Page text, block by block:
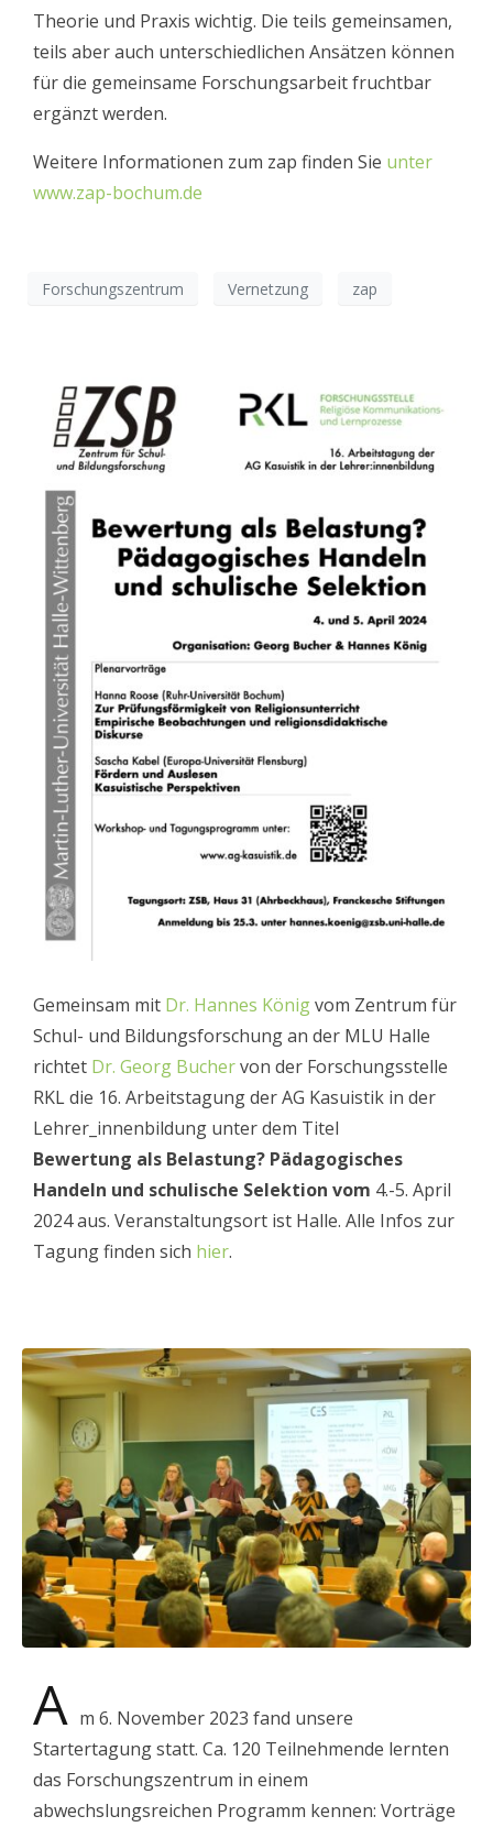
Theorie und Praxis wichtig. Die teils gemeinsamen,
teils aber auch unterschiedlichen Ansätzen können
für die gemeinsame Forschungsarbeit fruchtbar
ergänzt werden.
Weitere Informationen zum zap finden Sie unter
www.zap-bochum.de
Forschungszentrum Vernetzung zap
Gemeinsam mit Dr. Hannes Königvom Zentrum für
Schul- und Bildungsforschung an der MLU Halle
richtet Dr. Georg Buchervon der Forschungsstelle
RKL die 16. Arbeitstagung der AG Kasuistik in der
Lehrer_innenbildung unter dem Titel
Bewertung als Belastung? Pädagogisches
Handeln und schulische Selektion vom 4.-5. April
2024 aus. Veranstaltungsort ist Halle. Alle Infos zur
Tagung finden sich hier.
A m 6. November 2023 fand unsere
Startertagung statt. Ca. 120 Teilnehmende lernten
das Forschungszentrum in einem
abwechslungsreichen Programm kennen: Vorträge